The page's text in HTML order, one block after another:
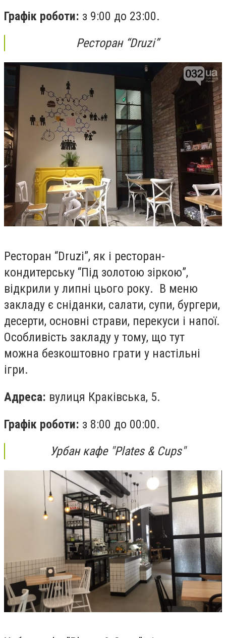
Графік роботи: з 9:00 до 23:00.
Ресторан “Druzі”
Ресторан “Druzі”, як і ресторан-
кондитерську “Під золотою зіркою”,
відкрили у липні цього року. В меню
закладу є сніданки, салати, супи, бургери,
десерти, основні страви, перекуси і напої.
Особливість закладу у тому, що тут
можна безкоштовно грати у настільні
ігри.
Адреса: вулиця Краківська, 5.
Графік роботи: з 8:00 до 00:00.
Урбан кафе "Plates & Cups"